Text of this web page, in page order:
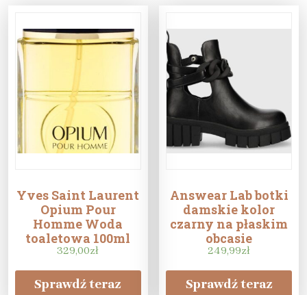
Yves Saint Laurent
Opium Pour
Homme Woda
toaletowa 100ml
329,00zł
Sprawdź teraz
Answear Lab botki
damskie kolor
czarny na płaskim
obcasie
249,99zł
Sprawdź teraz